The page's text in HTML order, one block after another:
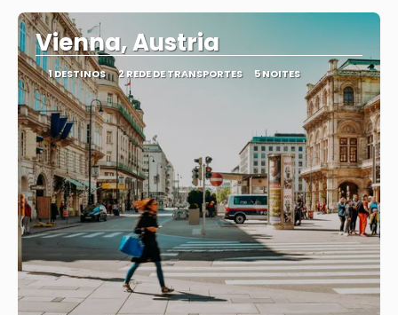
Vienna, Austria
1 DESTINOS 2 REDE DE TRANSPORTES 5 NOITES